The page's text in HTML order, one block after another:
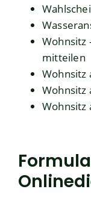
Wohnsitz
mitteilen
Wohnsitz
Wohnsitz
Wohnsitz